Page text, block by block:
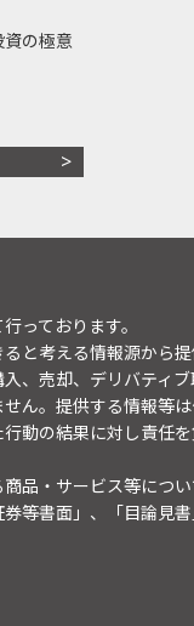
の極意
っております。
と考える情報源から
、売却、デリバティ
ん。提供する情報等
動の結果に対し責任
品・サービス等につ
券等書面」、「目論見